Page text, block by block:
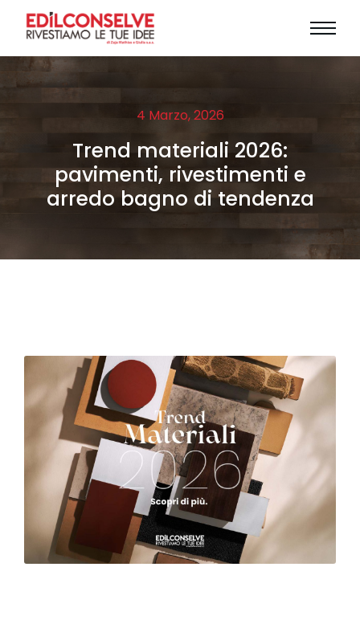
4 Marzo, 2026
Trend materiali 2026:
pavimenti, rivestimenti e
arredo bagno di tendenza